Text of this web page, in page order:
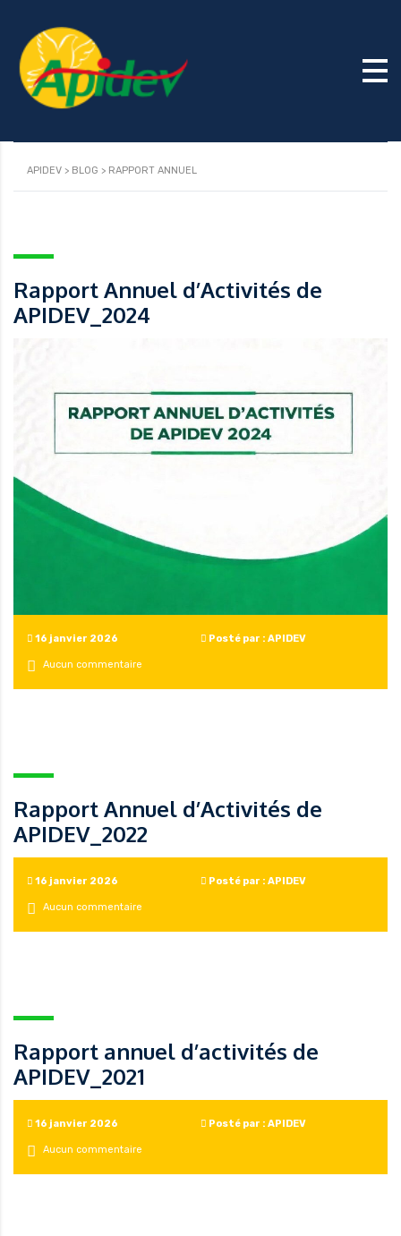
Rapport Annuel
APIDEV > BLOG > RAPPORT ANNUEL
Rapport Annuel d’Activités de
APIDEV_2024
16 janvier 2026 Posté par : APIDEV
Aucun commentaire
Rapport Annuel d’Activités de
APIDEV_2022
16 janvier 2026 Posté par : APIDEV
Aucun commentaire
Rapport annuel d’activités de
APIDEV_2021
16 janvier 2026 Posté par : APIDEV
Aucun commentaire